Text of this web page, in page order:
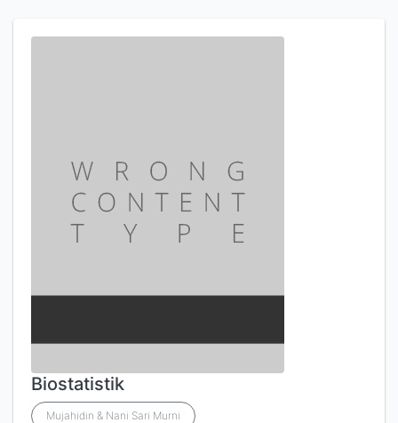
Biostatistik
Mujahidin & Nani Sari Murni